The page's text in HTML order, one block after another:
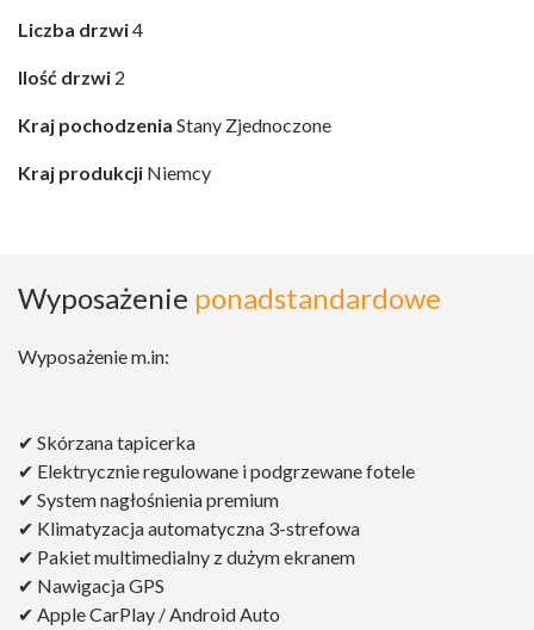
Liczba drzwi4
Ilość drzwi 2
Kraj pochodzenia Stany Zjednoczone
Kraj produkcji Niemcy
Wyposażenie ponadstandardowe
Wyposażenie m.in:
✔ Skórzana tapicerka
✔ Elektrycznie regulowane i podgrzewane fotele
✔ System nagłośnienia premium
✔ Klimatyzacja automatyczna 3-strefowa
✔ Pakiet multimedialny z dużym ekranem
✔ Nawigacja GPS
✔ Apple CarPlay / Android Auto